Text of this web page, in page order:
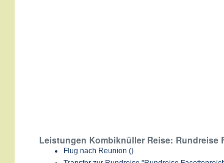
Leistungen Kombiknüller Reise: Rundreise
Flug nach Reunion ()